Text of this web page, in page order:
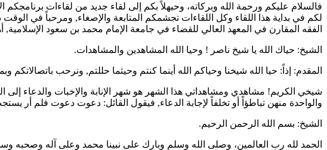
فالسلام عليكم ورحمة الله وبركاته، وحيهلاً بكم إلى لقاء جديد من لقاءات
لكم في بداية هذا اللقاء وكل اللقاءات تجشمكم المتابعة والإصغاء, ومرحباً في
الفقه المقارن في المعهد العالي للقضاء في جامعة الإمام محمد بن سعود
الشيخ: حياك الله يا شيخ ناصر ! وحيا الله المشاهدين والمشاهدات.
المقدم: إذاً: حيا الله شيخنا وحياكم الله أينما كنتم وحيثما حللتم, ونرحب
شيخي الكريم! مشاهدي ومشاهداتي هذا الشهر هو شهر الإنابة والإخبات والدعاء
والواحدة منهن تباطؤاً أو تخلفاً لإجابة الدعاء, فيقول القائل: دعوت دعوت فلم
الشيخ: بسم الله الرحمن الرحيم.
الحمد لله رب العالمين، وصلى الله وسلم وبارك على نبينا محمد وعلى آله وصحبه